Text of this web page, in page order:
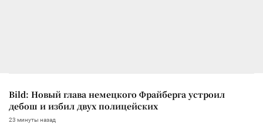
Bild: Новый глава немецкого Фрайберга устроил
дебош и избил двух полицейских
23 минуты назад